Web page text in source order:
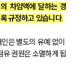
차임액에 달하는 경
규정하고 있습니다.
은 별도의 유예 없이
권원은 소멸하게 됩